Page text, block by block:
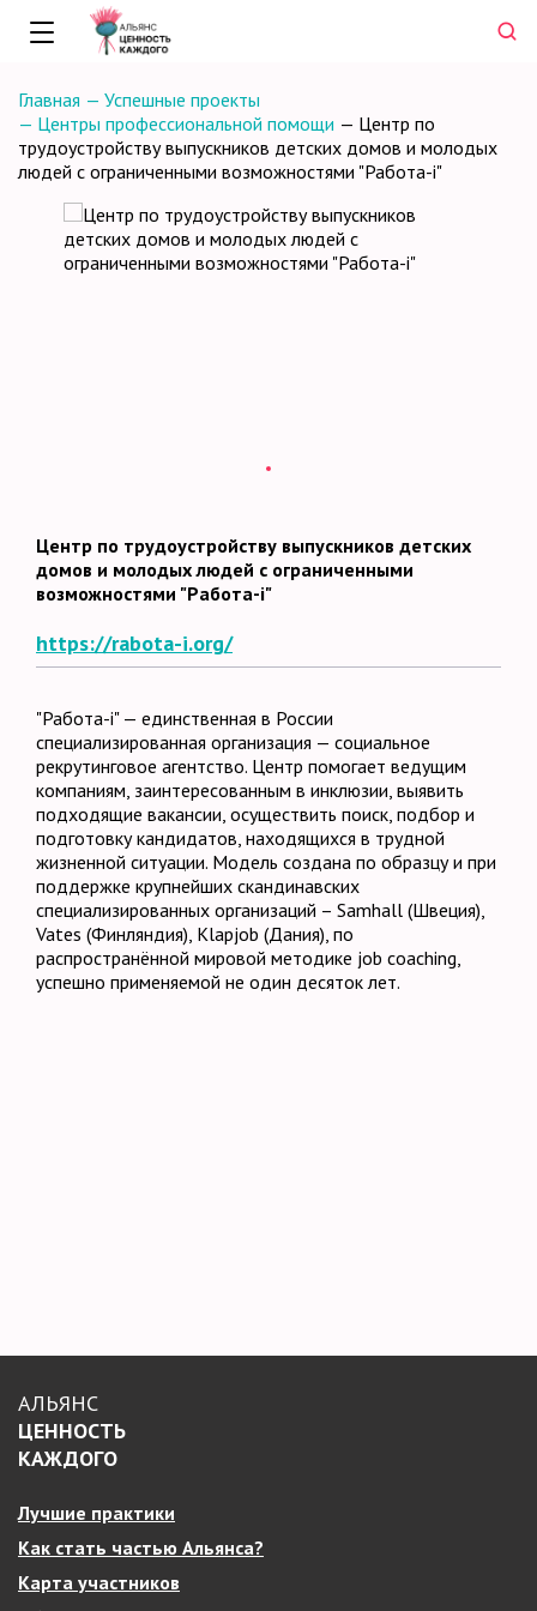
Главная — Успешные проекты
— Центры профессиональной помощи — Центр по
трудоустройству выпускников детских домов и молодых
людей с ограниченными возможностями "Работа-i"
Центр по трудоустройству выпускников детских
домов и молодых людей с ограниченными
возможностями "Работа-i"
https://rabota-i.org/
"Работа-i" — единственная в России
специализированная организация — социальное
рекрутинговое агентство. Центр помогает ведущим
компаниям, заинтересованным в инклюзии, выявить
подходящие вакансии, осуществить поиск, подбор и
подготовку кандидатов, находящихся в трудной
жизненной ситуации. Модель создана по образцу и при
поддержке крупнейших скандинавских
специализированных организаций – Samhall (Швеция),
Vates (Финляндия), Klapjob (Дания), по
распространённой мировой методике job coaching,
успешно применяемой не один десяток лет.
АЛЬЯНС
ЦЕННОСТЬ
КАЖДОГО
Лучшие практики
Как стать частью Альянса?
Карта участников